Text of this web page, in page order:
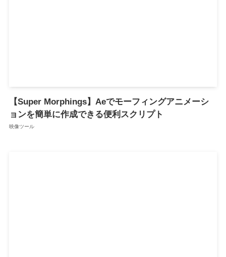
【Super Morphings】Aeでモーフィングアニメーシ
ョンを簡単に作成できる便利スクリプト
映像ツール